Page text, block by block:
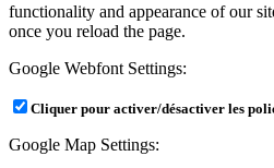
functionality and appearance of our
once you reload the page.
Google Webfont Settings:
Cliquer pour activer/désactiver les
Google Map Settings: